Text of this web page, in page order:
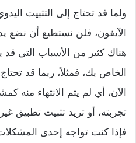
ولما قد تحتاج إلى التثبيت
الآيفون، فلن نستطيع أن نضع
هناك كثير من الأسباب التي
الخاص بك، فمثلاً، ربما قد
الآن، أي لم يتم الانتهاء منه
تجربته، أو تريد تثبيت تطبيق
فإذا كنت تواجه إحدى